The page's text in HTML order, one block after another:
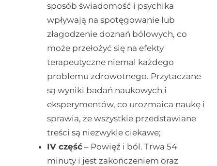
sposób świadomość i psychika
wpływają na spotęgowanie lub
złagodzenie doznań bólowych, co
może przełożyć się na efekty
terapeutyczne niemal każdego
problemu zdrowotnego. Przytaczane
są wyniki badań naukowych i
eksperymentów, co urozmaica naukę i
sprawia, że wszystkie przedstawiane
treści są niezwykle ciekawe;
IV część– Powięź i ból. Trwa 54
minuty i jest zakończeniem oraz